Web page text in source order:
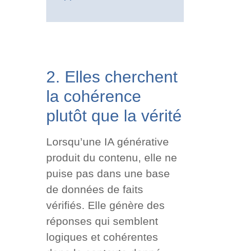
2. Elles cherchent
la cohérence
plutôt que la vérité
Lorsqu’une IA générative
produit du contenu, elle ne
puise pas dans une base
de données de faits
vérifiés. Elle génère des
réponses qui semblent
logiques et cohérentes